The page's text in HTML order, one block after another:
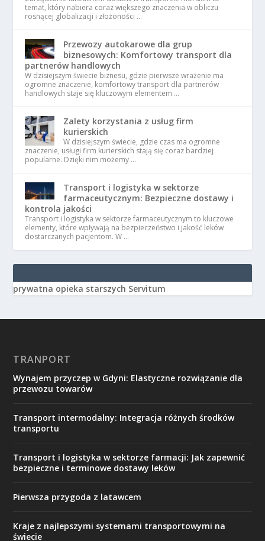
temat, który nabiera coraz większego znaczenia w obliczu
rosnącej globalizacji i złożoności …
Przewozy autokarowe dla grup
biznesowych: Komfortowy transport dla
partnerów handlowych
W dzisiejszym świecie biznesu, gdzie pierwsze wrażenie ma
ogromne znaczenie, komfortowy transport dla partnerów
handlowych staje się kluczowym elementem …
Zalety korzystania z usług firm
kurierskich
W dzisiejszym świecie, gdzie czas ma ogromne
znaczenie, usługi firm kurierskich stają się coraz bardziej
popularne. Dzięki nim możemy …
Transport i logistyka w sektorze
farmaceutycznym: Bezpieczne dostawy i
kontrola jakości
Transport i logistyka w sektorze farmaceutycznym to kluczowe
elementy, które wpływają na bezpieczeństwo i jakość leków
dostarczanych pacjentom. W …
prywatna opieka starszych Servitum
TRANPORT
Wynajem przyczep w Gdyni: Elastyczne rozwiązanie dla
przewozu towarów
Transport intermodalny: Integracja różnych środków
transportu
Transport i logistyka w sektorze farmacji: Jak zapewnić
bezpieczne i terminowe dostawy leków
Pierwsza przygoda z latawcem
Kraje z najlepszymi systemami transportowymi na
świecie